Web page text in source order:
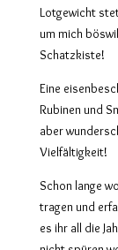
Lotgewicht
um mich
Schatzkiste!
Eine
Rubinen und
aber
Vielfältigkeit!
Schon lange
tragen und
es ihr all die